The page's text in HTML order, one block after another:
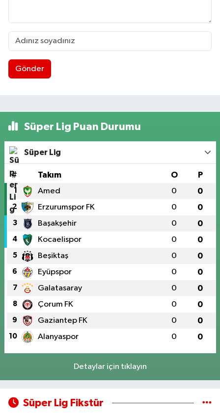
Gönder
Süper Lig Puan Durumu
Süper Lig
# Takım O P
1 Amed 0 0
2 Erzurumspor FK 0 0
3 Başakşehir 0 0
4 Kocaelispor 0 0
5 Beşiktaş 0 0
6 Eyüpspor 0 0
7 Galatasaray 0 0
8 Çorum FK 0 0
9 Gaziantep FK 0 0
10 Alanyaspor 0 0
Detaylar için tıklayın
Süper Lig Fikstür